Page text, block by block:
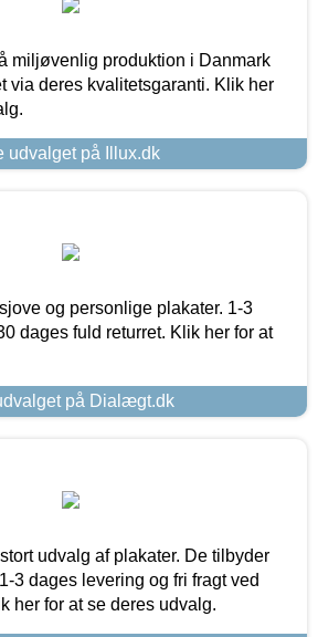
miljøvenlig produktion i Danmark
via deres kvalitetsgaranti. Klik her
udvalget på Illux.dk
og personlige plakater. 1-3
dages fuld returret. Klik her for at
på Dialægt.dk
udvalg af plakater. De tilbyder
3 dages levering og fri fragt ved
her for at se deres udvalg.